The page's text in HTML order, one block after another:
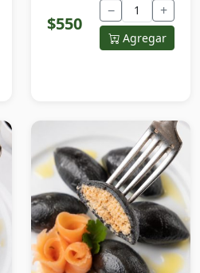
$550
− +
Agregar